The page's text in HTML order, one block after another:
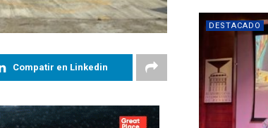
Compatir en Linkedin
DESTACADO